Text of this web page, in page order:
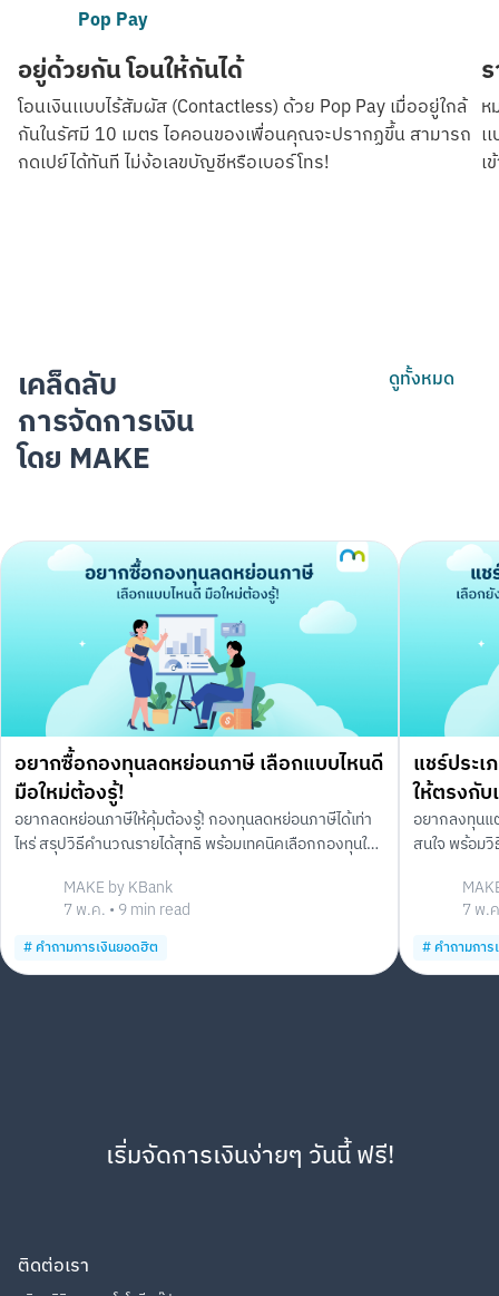
Pop Pay
อยู่ด้วยกัน โอนให้กันได้
โอนเงินเเบบไร้สัมผัส (Contactless) ด้วย Pop Pay เมื่ออยู่ใกล้
กันในรัศมี 10 เมตร ไอคอนของเพื่อนคุณจะปรากฏขึ้น สามารถ
กดเปย์ได้ทันที ไม่ง้อเลขบัญชีหรือเบอร์โทร!
ห
เ
เ
เคล็ดลับ
การจัดการเงิน
โดย MAKE
ดูทั้งหมด
อยากซื้อกองทุนลดหย่อนภาษี เลือกแบบไหนดี
มือใหม่ต้องรู้!
อยากลดหย่อนภาษีให้คุ้มต้องรู้! กองทุนลดหย่อนภาษีได้เท่า
ไหร่ สรุปวิธีคำนวณรายได้สุทธิ พร้อมเทคนิคเลือกกองทุนให้
MAKE by KBank
7 พ.ค. • 9min read
#คำถามการเงินยอดฮิต
แชร์ประเ
ให้ตรงกับ
อยากลงทุนแ
สนใจ พร้อม
7 พ.
#คำถามกา
ติดต่อเรา
เริ่มจัดการเงินง่ายๆ วันนี้ ฟรี!